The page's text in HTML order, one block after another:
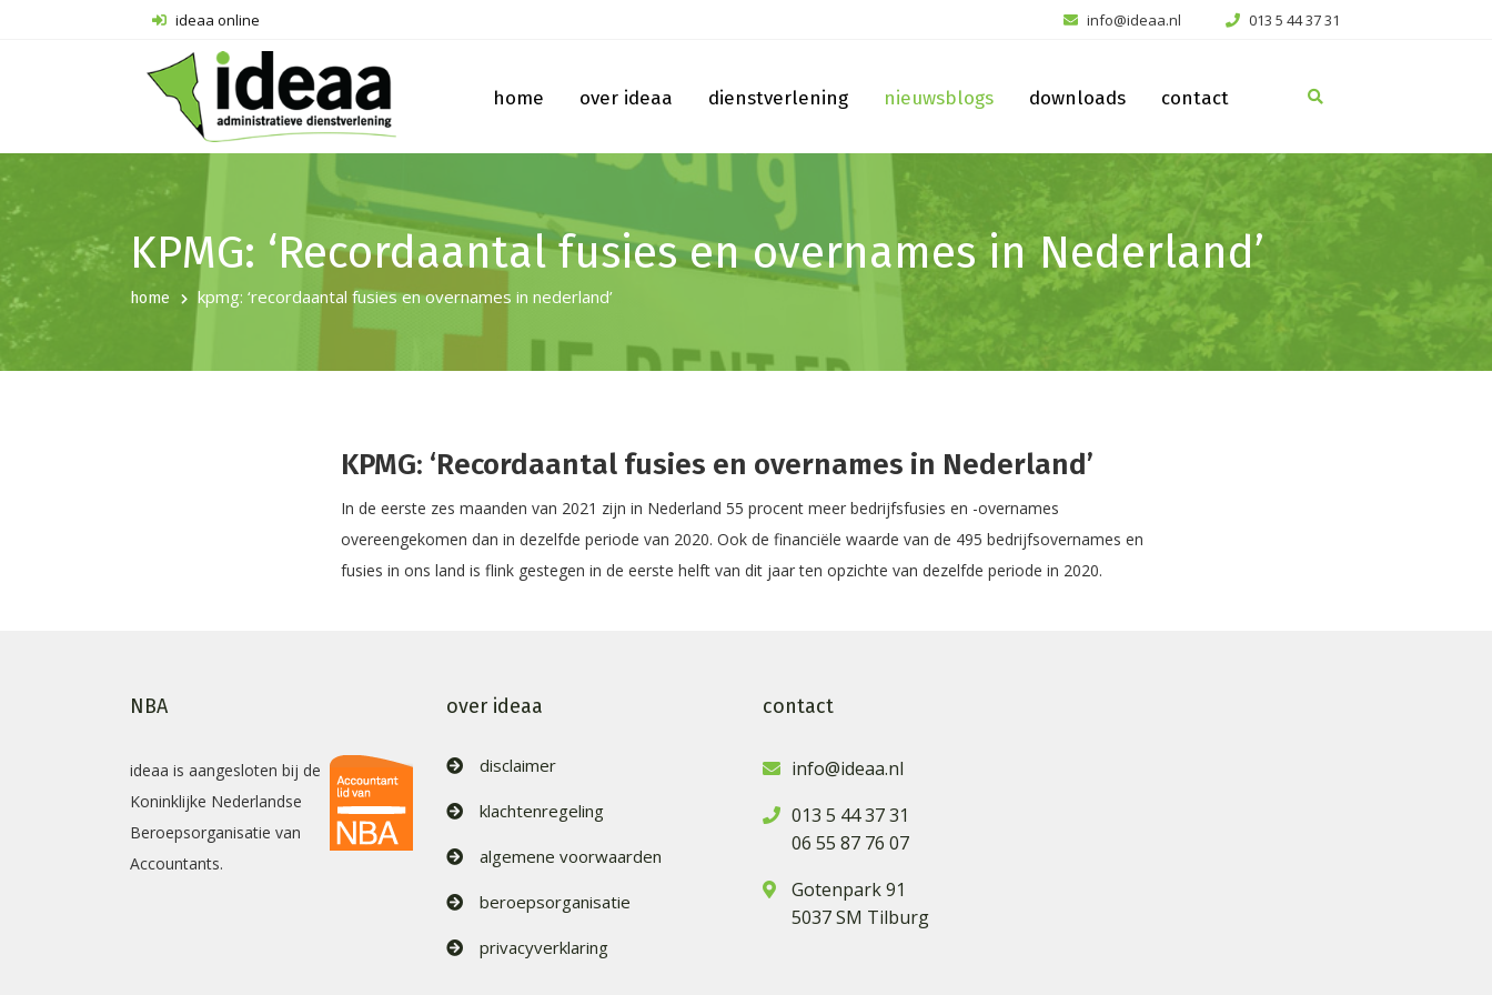
ideaa online 013 5 44 37 31
info@ideaa.nl
home over ideaa dienstverlening nieuwsblogs downloads contact
KPMG: ‘Recordaantal fusies en overnames in Nederland’
home kpmg: ‘recordaantal fusies en overnames in nederland’
KPMG: ‘Recordaantal fusies en overnames in Nederland’
In de eerste zes maanden van 2021 zijn in Nederland 55 procent meer bedrijfsfusies en -overnames
overeengekomen dan in dezelfde periode van 2020. Ook de financiële waarde van de 495 bedrijfsovernames en
fusies in ons land is flink gestegen in de eerste helft van dit jaar ten opzichte van dezelfde periode in 2020.
NBA
ideaa is aangesloten bij de
Koninklijke Nederlandse
Beroepsorganisatie van
Accountants.
over ideaa
disclaimer
klachtenregeling
algemene voorwaarden
beroepsorganisatie
privacyverklaring
contact
info@ideaa.nl
013 5 44 37 31
06 55 87 76 07
Gotenpark 91
5037 SM Tilburg